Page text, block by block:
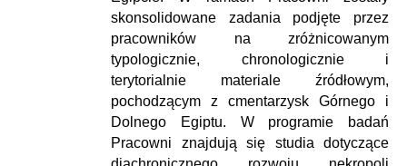
skonsolidowane zadania podjęte przez
pracowników na zróżnicowanym
typologicznie, chronologicznie i
terytorialnie materiale źródłowym,
pochodzącym z cmentarzysk Górnego i
Dolnego Egiptu. W programie badań
Pracowni znajdują się studia dotyczące